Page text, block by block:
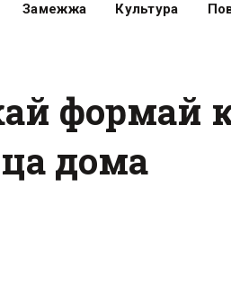
Замежжа Культура
формай
дома